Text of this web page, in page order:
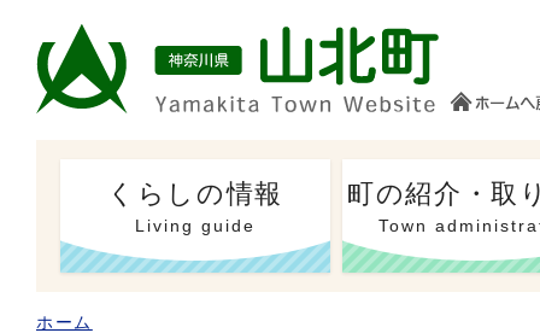
くらしの情報
Living guide
町の紹介・取
Town
ホーム